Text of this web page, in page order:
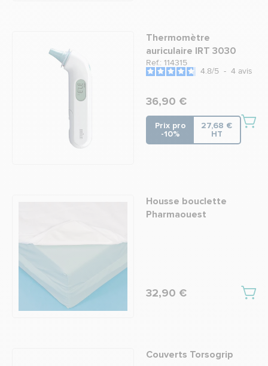
Thermomètre
auriculaire IRT 3030
Ref.: 114315
4.8/5 - 4 avis
36,90 €
Prix pro
-10%
27,68 €
HT
Housse bouclette
Pharmaouest
32,90 €
Couverts Torsogrip